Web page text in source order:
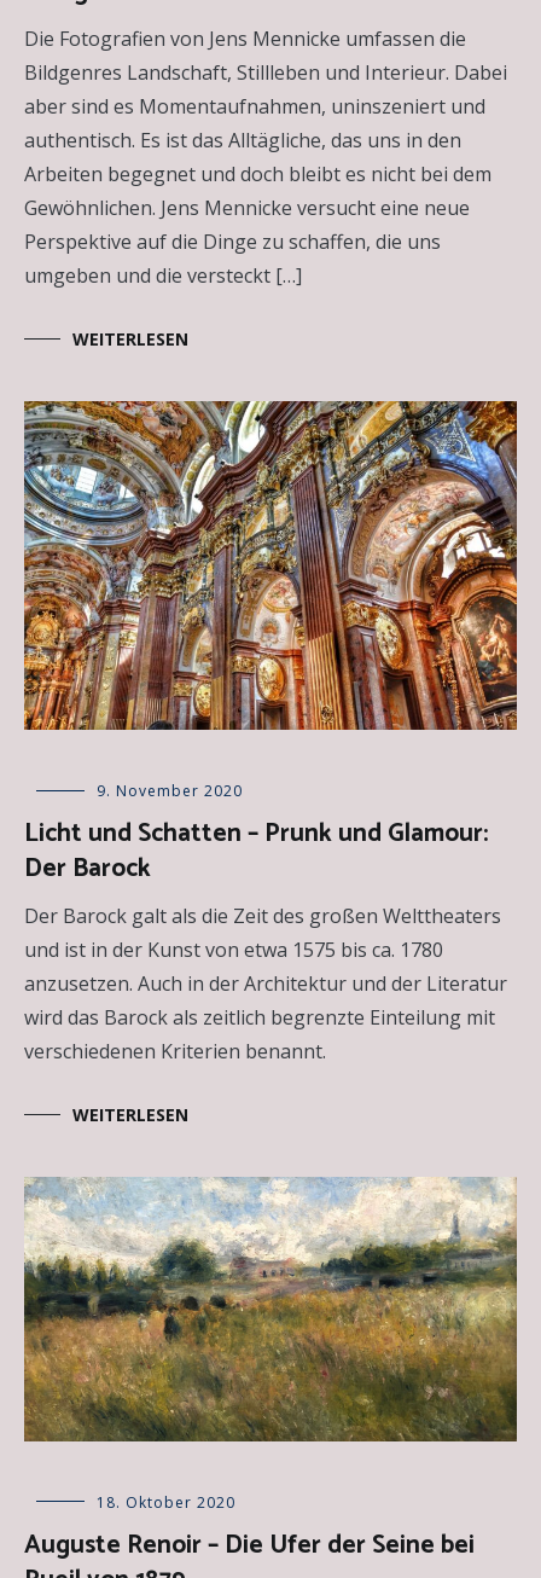
Die Fotografien von Jens Mennicke umfassen die
Bildgenres Landschaft, Stillleben und Interieur. Dabei
aber sind es Momentaufnahmen, uninszeniert und
authentisch. Es ist das Alltägliche, das uns in den
Arbeiten begegnet und doch bleibt es nicht bei dem
Gewöhnlichen. Jens Mennicke versucht eine neue
Perspektive auf die Dinge zu schaffen, die uns
umgeben und die versteckt […]
WEITERLESEN
Allgemein
der
Kunst ,
Essays
9. November 2020
Licht und Schatten – Prunk und Glamour:
Der Barock
Der Barock galt als die Zeit des großen Welttheaters
und ist in der Kunst von etwa 1575 bis ca. 1780
anzusetzen. Auch in der Architektur und der Literatur
wird das Barock als zeitlich begrenzte Einteilung mit
verschiedenen Kriterien benannt.
WEITERLESEN
Allgemein ,
über
Kunstwerke ,
18. Oktober 2020
Auguste Renoir – Die Ufer der Seine bei